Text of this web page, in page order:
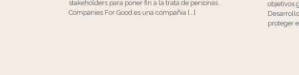
stakeholders para poner fin a la trata de personas.
Companies For Good es una compañía [...]
objetivos
proteger